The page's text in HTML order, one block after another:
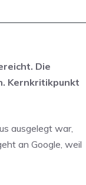
Die
Kernkritikpunkt
ausgelegt war,
an Google, weil